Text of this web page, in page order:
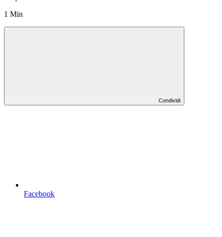
1 Min
Condividi
Facebook